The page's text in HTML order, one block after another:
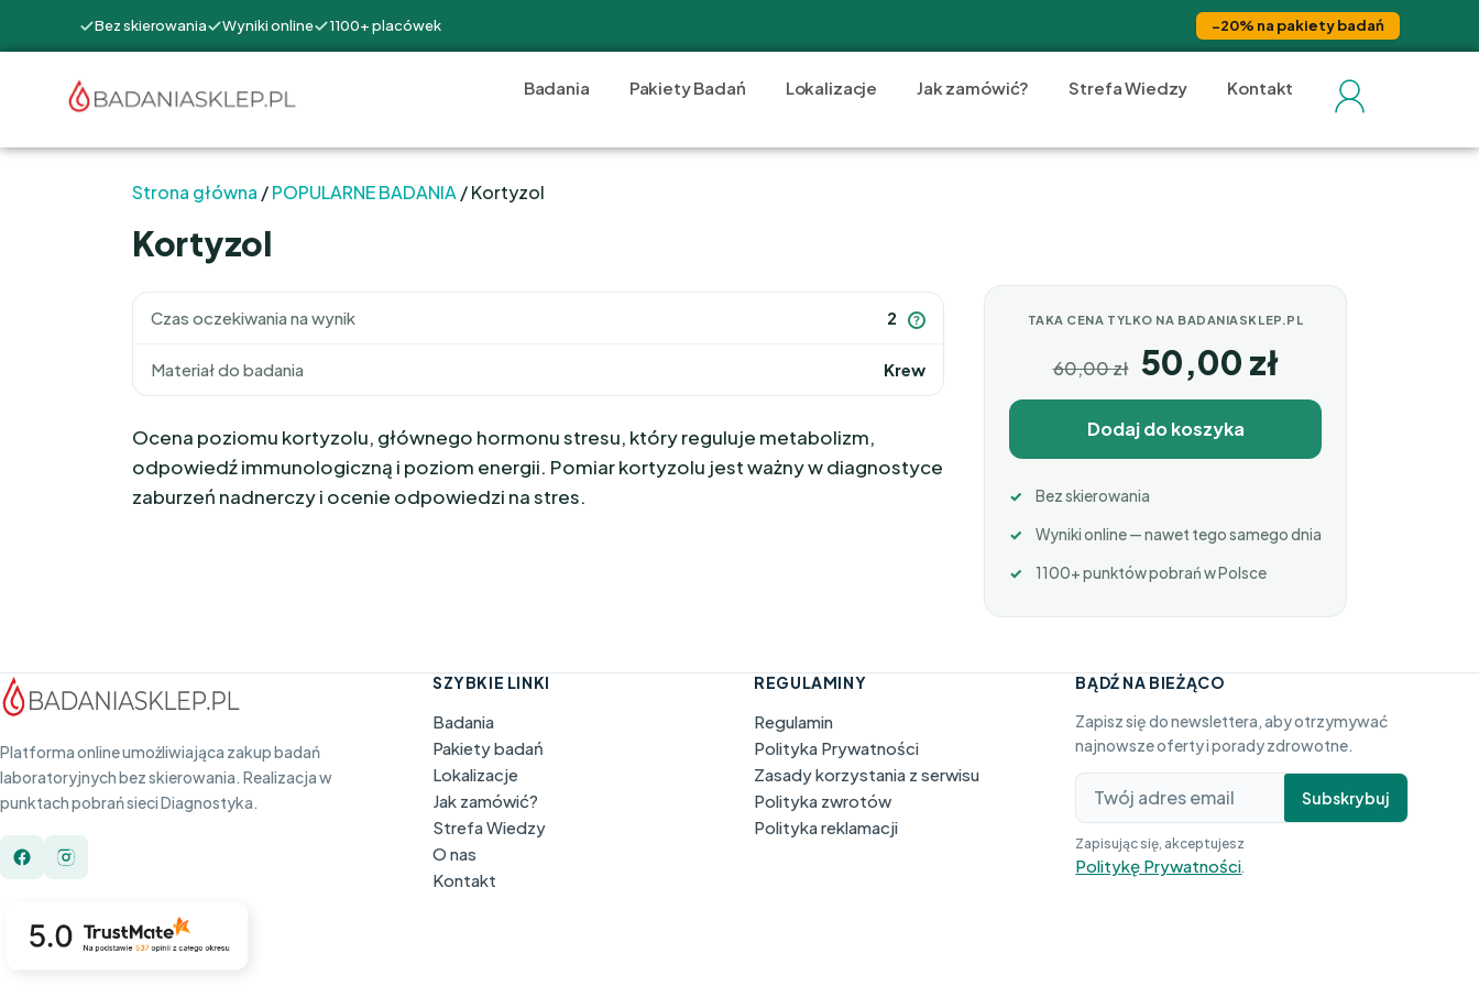
Bez skierowania Wyniki online 1100+ placówek −20% na pakiety badań
Badania Pakiety Badań Lokalizacje Jak zamówić? Strefa Wiedzy Kontakt
Strona główna /POPULARNE BADANIA / Kortyzol
Kortyzol
Czas oczekiwania na wynik 2 ?
Materiał do badania Krew
Ocena poziomu kortyzolu, głównego hormonu stresu, który reguluje metabolizm,
odpowiedź immunologiczną i poziom energii. Pomiar kortyzolu jest ważny w diagnostyce
zaburzeń nadnerczy i ocenie odpowiedzi na stres.
TAKA CENA TYLKO NA BADANIASKLEP.PL
60,00zł 50,00 zł
Dodaj do koszyka
Bez skierowania
Wyniki online — nawet tego samego dnia
1100+ punktów pobrań w Polsce
Platforma online umożliwiająca zakup badań
laboratoryjnych bez skierowania. Realizacja w
punktach pobrań sieci Diagnostyka.
SZYBKIE LINKI
Badania
Pakiety badań
Lokalizacje
Jak zamówić?
Strefa Wiedzy
O nas
Kontakt
REGULAMINY
Regulamin
Polityka Prywatności
Zasady korzystania z serwisu
Polityka zwrotów
Polityka reklamacji
BĄDŹ NA BIEŻĄCO
Zapisz się do newslettera, aby otrzymywać
najnowsze oferty i porady zdrowotne.
Subskrybuj
Zapisując się, akceptujesz
Politykę Prywatności.